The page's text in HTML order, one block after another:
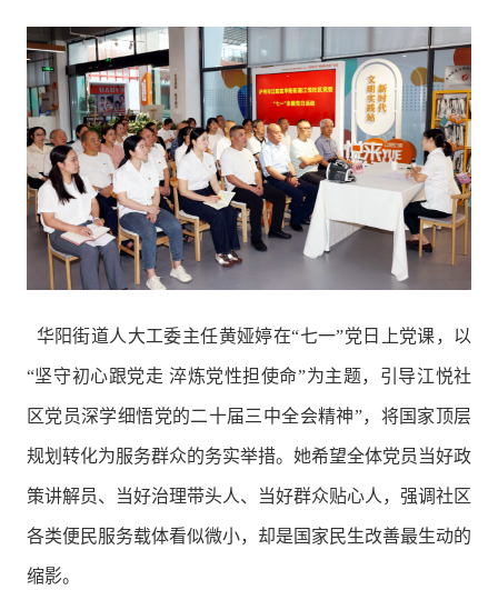
华阳街道人大工委主任黄娅婷在“七一”党日上党课，以
“坚守初心跟党走 淬炼党性担使命”为主题，引导江悦社
区党员深学细悟党的二十届三中全会精神”，将国家顶层
规划转化为服务群众的务实举措。她希望全体党员当好政
策讲解员、当好治理带头人、当好群众贴心人，强调社区
各类便民服务载体看似微小，却是国家民生改善最生动的
缩影。